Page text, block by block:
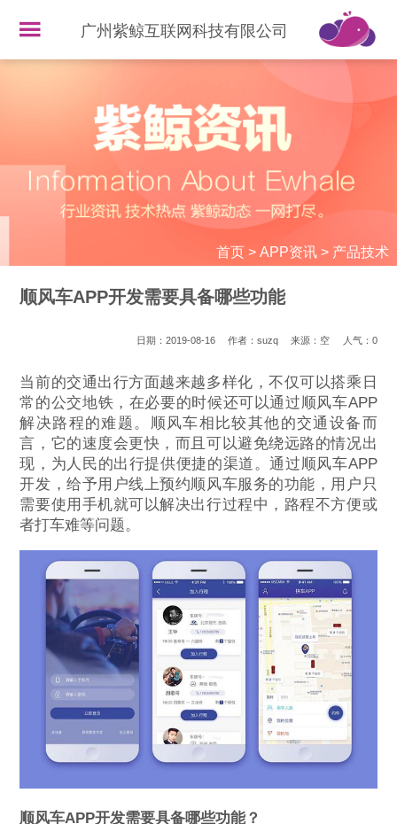
广州紫鲸互联网科技有限公司
首页> APP资讯> 产品技术
顺风车APP开发需要具备哪些功能
日期：2019-08-16 作者：suzq 来源：空 人气： 0
当前的交通出行方面越来越多样化，不仅可以搭乘日
常的公交地铁，在必要的时候还可以通过顺风车APP
解决路程的难题。顺风车相比较其他的交通设备而
言，它的速度会更快，而且可以避免绕远路的情况出
现，为人民的出行提供便捷的渠道。通过顺风车APP
开发，给予用户线上预约顺风车服务的功能，用户只
需要使用手机就可以解决出行过程中，路程不方便或
者打车难等问题。
顺风车APP开发需要具备哪些功能？